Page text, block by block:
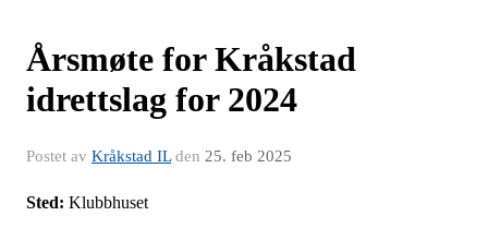
Årsmøte for Kråkstad
idrettslag for 2024
Postet av Kråkstad ILden 25. feb 2025
Sted: Klubbhuset